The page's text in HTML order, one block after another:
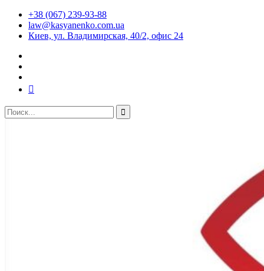
+38 (067) 239-93-88
law@kasyanenko.com.ua
Киев, ул. Владимирская, 40/2, офис 24